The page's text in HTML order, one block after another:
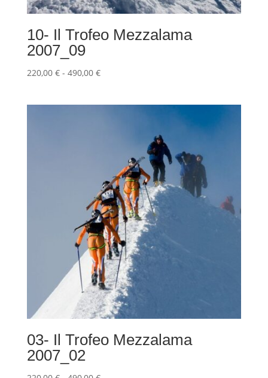
10- Il Trofeo Mezzalama
2007_09
220,00 € - 490,00 €Fascia
490,00 €
03- Il Trofeo Mezzalama
2007_02